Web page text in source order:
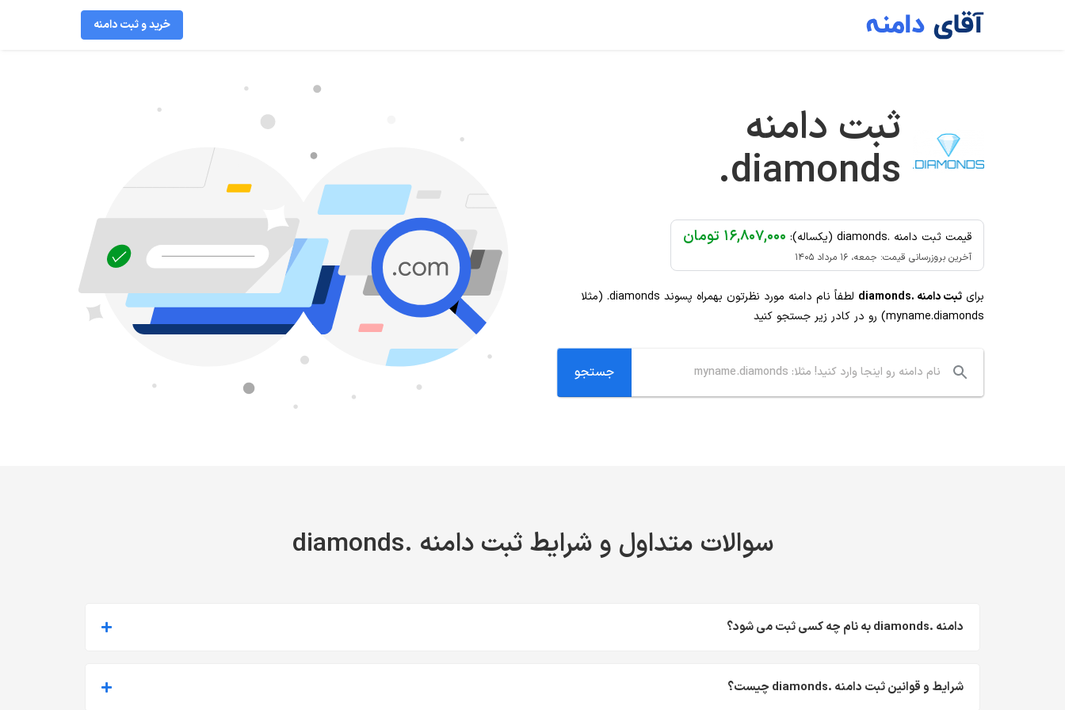
خرید و ثبت دامنه
ثبت دامنه
.diamonds
قیمت ثبت دامنه .diamonds (یکساله): ۱۶,۸۰۷,۰۰۰ تومان
آخرین بروزرسانی قیمت: جمعه، ۱۶ مرداد ۱۴۰۵
برای ثبت دامنه .diamonds لطفاً نام دامنه مورد نظرتون بهمراه پسوند .diamonds (مثلا
myname.diamonds) رو در کادر زیر جستجو کنید
سوالات متداول و شرایط ثبت دامنه .diamonds
دامنه .diamonds به نام چه کسی ثبت می شود؟
شرایط و قوانین ثبت دامنه .diamonds چیست؟